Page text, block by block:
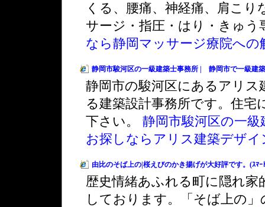
くる、腰痛、神経痛、肩こ
サージ・指圧・はり・きゅ
なら静岡マッサージ療院への
静岡市駿河区の一級建築士事務所 | 静岡市で一級建
静岡市の駿河区にあるアリ
る建築設計事務所です。住
下さい。 静岡市駿河区の一
お探しならアリス建築デザイ
由比のそば上の|桜えびのかき揚げが大好評です。(ｽﾏｰ
歴史情緒あふれる町に隠れ
しております。「そば上の